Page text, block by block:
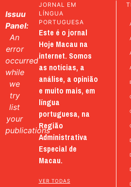
Issuu
Panel:
An
error
occurred
while
we
try
list
your
publications
JORNAL EM
LÍNGUA
PORTUGUESA
Este é o jornal
Hoje Macau na
internet. Somos
as notícias, a
análise, a opinião
e muito mais, em
língua
portuguesa, na
Região
Administrativa
Especial de
Macau.
VER TODAS